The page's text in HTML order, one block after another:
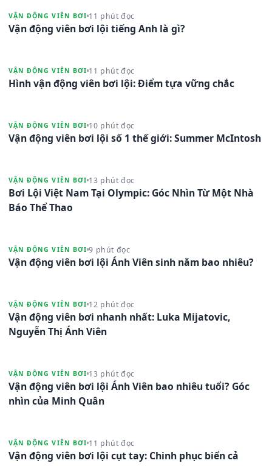
VẬN ĐỘNG VIÊN BƠI 11 phút đọc
Vận động viên bơi lội tiếng Anh là gì?
VẬN ĐỘNG VIÊN BƠI 11 phút đọc
Hình vận động viên bơi lội: Điểm tựa vững chắc
VẬN ĐỘNG VIÊN BƠI 10 phút đọc
Vận động viên bơi lội số 1 thế giới: Summer McIntosh
VẬN ĐỘNG VIÊN BƠI 13 phút đọc
Bơi Lội Việt Nam Tại Olympic: Góc Nhìn Từ Một Nhà
Báo Thể Thao
VẬN ĐỘNG VIÊN BƠI 9 phút đọc
Vận động viên bơi lội Ánh Viên sinh năm bao nhiêu?
VẬN ĐỘNG VIÊN BƠI 12 phút đọc
Vận động viên bơi nhanh nhất: Luka Mijatovic,
Nguyễn Thị Ánh Viên
VẬN ĐỘNG VIÊN BƠI 13 phút đọc
Vận động viên bơi lội Ánh Viên bao nhiêu tuổi? Góc
nhìn của Minh Quân
VẬN ĐỘNG VIÊN BƠI 11 phút đọc
Vận động viên bơi lội cụt tay: Chinh phục biển cả